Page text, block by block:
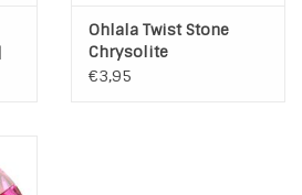
Ohlala Twist Stone
Chrysolite
€3,95